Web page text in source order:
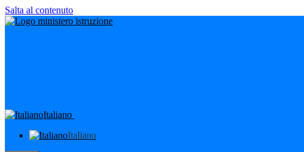
Salta al contenuto
Italiano
Italiano